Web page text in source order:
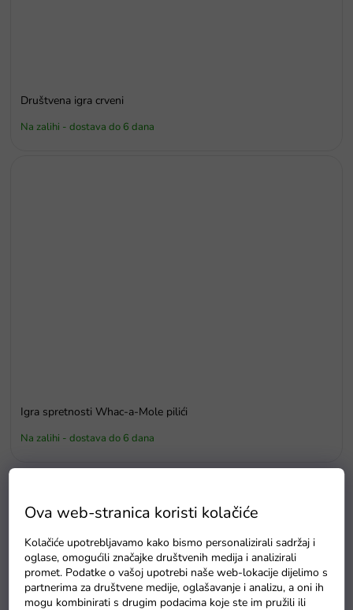
Ova web-stranica koristi kolačiće
Kolačiće upotrebljavamo kako bismo personalizirali sadržaj i
oglase, omogućili značajke društvenih medija i analizirali
promet. Podatke o vašoj upotrebi naše web-lokacije dijelimo s
partnerima za društvene medije, oglašavanje i analizu, a oni ih
mogu kombinirati s drugim podacima koje ste im pružili ili
Društvena igra crveni
Na zalihi - dostava do 6 dana
Igra spretnosti Whac-a-Mole pilići
Na zalihi - dostava do 6 dana
Detaljan opis proizvoda
Izvrsna sada društvenih igara 7u1, koju možete ponijeti
bilo gdje sa sobom.
Set sadrži ukupno7 omiljenih društvenih igara